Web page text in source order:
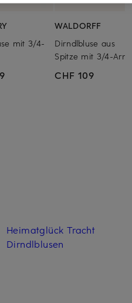
mit 3/4-
WALDORFF
Dirndlbluse aus
Spitze mit 3/4-Arm
CHF 109
Heimatglück Tracht
Dirndlblusen